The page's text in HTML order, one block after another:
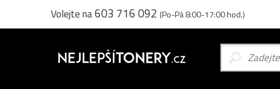
Volejte na603 716 092 (Po-Pá 8:00-17:00 hod.)